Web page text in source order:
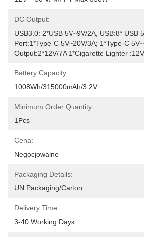
DC Output:
USB3.0: 2*USB 5V~9V/2A, USB:8* USB
Port:1*Type-C 5V~20V/3A; 1*Type-C
Output:2*12V/7A 1*Cigarette Lighter
Battery Capacity:
1008Wh/315000mAh/3.2V
Minimum Order Quantity:
1Pcs
Cena:
Negocjowalne
Packaging Details:
UN Packaging/Carton
Delivery Time:
3-40 Working Days